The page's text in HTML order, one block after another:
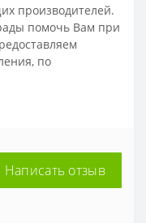
производителей.
помочь Вам при
по
Написать отзыв